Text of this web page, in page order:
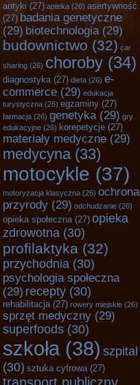
antyki (27) apteka (26) asertywność
(27) badania genetyczne
(29) biotechnologia (29)
budownictwo (32) car
sharing (26) choroby (34)
diagnostyka(27) dieta (26) e-
commerce (29) edukacja
turystyczna (26) egzaminy (27)
farmacja (26) genetyka (29) gry
edukacyjne (26) korepetycje (27)
materiały medyczne (29)
medycyna(33)
motocykle (37)
motoryzacja klasyczna (26) ochrona
przyrody (29) odchudzanie (26)
opieka społeczna(27) opieka
zdrowotna (30)
profilaktyka (32)
przychodnia (30)
psychologia społeczna
(29) recepty (30)
rehabilitacja(27) rowery miejskie (26)
sprzęt medyczny (29)
superfoods (30)
szkoła (38) szpital
(30) sztuka cyfrowa(27)